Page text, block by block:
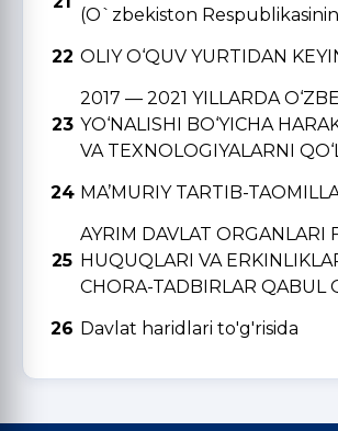
(O`zbekiston
22 OLIY O‘QUV YURTIDAN
23
2017 — 2021 YILLARDA
YO‘NALISHI BO‘YICHA
VA TЕXNOLOGIYALARNI
24 MA’MURIY TARTIB-
25
AYRIM DAVLAT ORGANLARI
HUQUQLARI VA
CHORA-TADBIRLAR QABUL
26 Davlat haridlari to'g'risida